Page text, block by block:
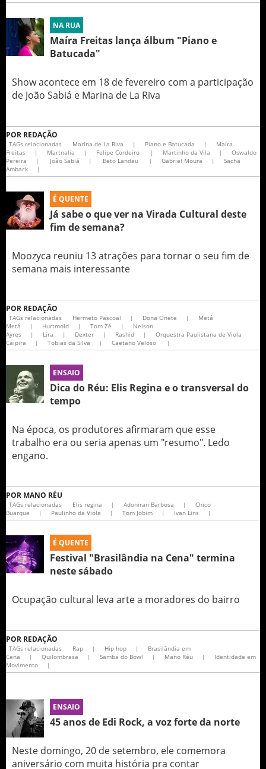
NA RUA
Maíra Freitas lança álbum "Piano e
Batucada"
Show acontece em 18 de fevereiro com a participação
de João Sabiá e Marina de La Riva
POR REDAÇÃO
TAGs relacionadas Marina de La Riva | Piano e Batucada |
Maíra
Freitas
| Martnalia | Felipe Cordeiro | Martinho da Vila |
Oswaldo
Pereira
| João Sabiá | Beto Landau | Gabriel Moura |
Sacha
Amback
|
É QUENTE
Já sabe o que ver na Virada Cultural deste
fim de semana?
Moozyca reuniu 13 atrações para tornar o seu fim de
semana mais interessante
POR REDAÇÃO
TAGs relacionadas Hermeto Pascoal | Dona Onete |
Metá
Metá
| Hurtmold | Tom Zé |
Nelson
Ayres
| Lira | Dexter | Rashid |
Orquestra Paulistana de Viola
Caipira
| Tobias da Silva | Caetano Veloso |
ENSAIO
Dica do Réu: Elis Regina e o transversal do
tempo
Na época, os produtores afirmaram que esse
trabalho era ou seria apenas um "resumo". Ledo
engano.
POR MANO RÉU
TAGs relacionadas Elis regina | Adoniran Barbosa |
Chico
Buarque
| Paulinho da Viola | Tom Jobim | Ivan Lins |
É QUENTE
Festival "Brasilândia na Cena" termina
neste sábado
Ocupação cultural leva arte a moradores do bairro
POR REDAÇÃO
TAGs relacionadas Rap | Hip hop |
Brasilândia em
Cena
| Quilombrasa | Samba do Bowl | Mano Réu |
Identidade em
Movimento
|
ENSAIO
45 anos de Edi Rock, a voz forte da norte
Neste domingo, 20 de setembro, ele comemora
aniversário com muita história pra contar